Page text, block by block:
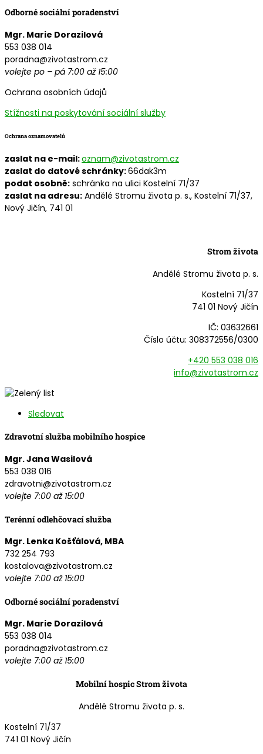
Odborné sociální poradenství
Mgr. Marie Dorazilová
553 038 014
poradna@zivotastrom.cz
volejte po – pá 7:00 až 15:00
Ochrana osobních údajů
Stížnosti na poskytování sociální služby
Ochrana oznamovatelů
zaslat na e-mail:oznam@zivotastrom.cz
zaslat do datové schránky:66dak3m
podat osobně: schránka na ulici Kostelní 71/37
zaslat na adresu: Andělé Stromu života p. s., Kostelní 71/37,
Nový Jičín, 741 01
Strom života
Andělé Stromu života p. s.
Kostelní 71/37
741 01 Nový Jičín
IČ: 03632661
Číslo účtu: 308372556/0300
+420 553 038 016
info@zivotastrom.cz
Sledovat
Zdravotní služba mobilního hospice
Mgr. Jana Wasilová
553 038 016
zdravotni@zivotastrom.cz
volejte 7:00 až 15:00
Terénní odlehčovací služba
Mgr. Lenka Košťálová, MBA
732 254 793
kostalova@zivotastrom.cz
volejte 7:00 až 15:00
Odborné sociální poradenství
Mgr. Marie Dorazilová
553 038 014
poradna@zivotastrom.cz
volejte 7:00 až 15:00
Mobilní hospic Strom života
Andělé Stromu života p. s.
Kostelní 71/37
741 01 Nový Jičín